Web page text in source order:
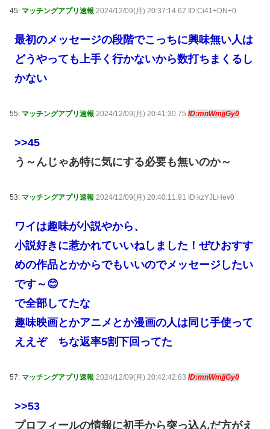
45: マッチングアプリ速報 2024/12/09(月) 20:37:14.67 ID:Ci41+DN+0
最初のメッセージの段階でこっちに興味無い人は
どうやっても上手く行かないから数打ちまくるし
かない
55: マッチングアプリ速報 2024/12/09(月) 20:41:30.75 ID:mnWmjjGy0
>>45
う～んじゃあ特に気にする必要も無いのか～
53: マッチングアプリ速報 2024/12/09(月) 20:40:11.91 ID:kzYJLHev0
ワイは趣味が小説やから、
小説好きに惹かれていいねしました！ぜひおすす
めの作品とかからでもいいのでメッセージしたい
です～😊
で全部してたな
趣味映画とかアニメとか漫画の人は同じ手使って
ええぞ ちな返率5割下回ってた
57: マッチングアプリ速報 2024/12/09(月) 20:42:42.83 ID:mnWmjjGy0
>>53
プロフィールの情報に初手から突っ込んだ方がえ